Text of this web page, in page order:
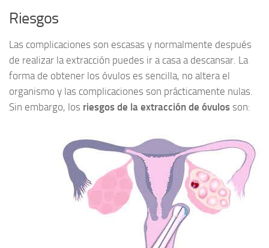
Riesgos
Las complicaciones son escasas y normalmente después
de realizar la extracción puedes ir a casa a descansar. La
forma de obtener los óvulos es sencilla, no altera el
organismo y las complicaciones son prácticamente nulas.
Sin embargo, los riesgos de la extracción de óvulos son: